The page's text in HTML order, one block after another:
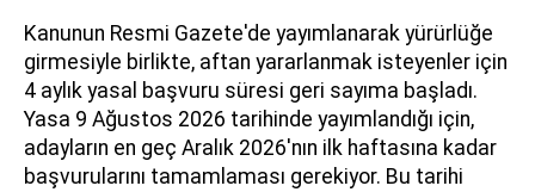
Kanunun Resmi Gazete'de yayımlanarak yürürlüğe
girmesiyle birlikte, aftan yararlanmak isteyenler için
4 aylık yasal başvuru süresi geri sayıma başladı.
Yasa 9 Ağustos 2026 tarihinde yayımlandığı için,
adayların en geç Aralık 2026'nın ilk haftasına kadar
başvurularını tamamlaması gerekiyor. Bu tarihi